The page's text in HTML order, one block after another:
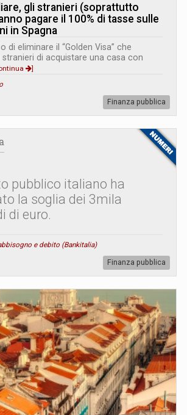
gli stranieri (soprattutto
pagare il 100% di tasse sulle
in Spagna
di eliminare il “Golden Visa” che
di acquistare una casa con
]
Finanza pubblica
pubblico italiano ha
la soglia dei 3mila
di euro.
e debito (Bankitalia)
Finanza pubblica